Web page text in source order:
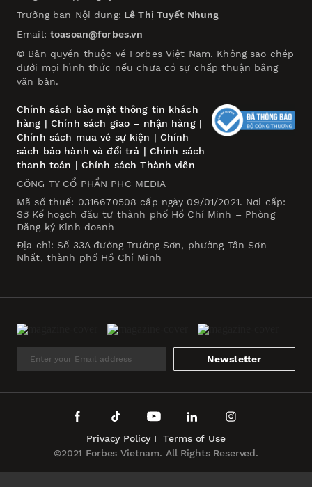
Trưởng ban Nội dung: Lê Thị Tuyết Nhung
Email: toasoan@forbes.vn
© Bản quyền thuộc về Forbes Việt Nam. Không sao chép
dưới mọi hình thức nếu chưa có sự chấp thuận bằng
văn bản.
Chính sách bảo mật thông tin khách
hàng | Chính sách giao – nhận hàng|
Chính sách mua vé sự kiện | Chính
sách bảo hành và đổi trả | Chính sách
thanh toán | Chính sách Thành viên
CÔNG TY CỔ PHẦN PHC MEDIA
Mã số thuế: 0316670508 cấp ngày 09/01/2021. Nơi cấp:
Sở Kế hoạch đầu tư thành phố Hồ Chí Minh – Phòng
Đăng ký Kinh doanh
Địa chỉ: Số 33A đường Trường Sơn, phường Tân Sơn
Nhất, thành phố Hồ Chí Minh
Newsletter
©2021 Forbes Vietnam. All Rights Reserved.
Privacy Policy Terms of Use